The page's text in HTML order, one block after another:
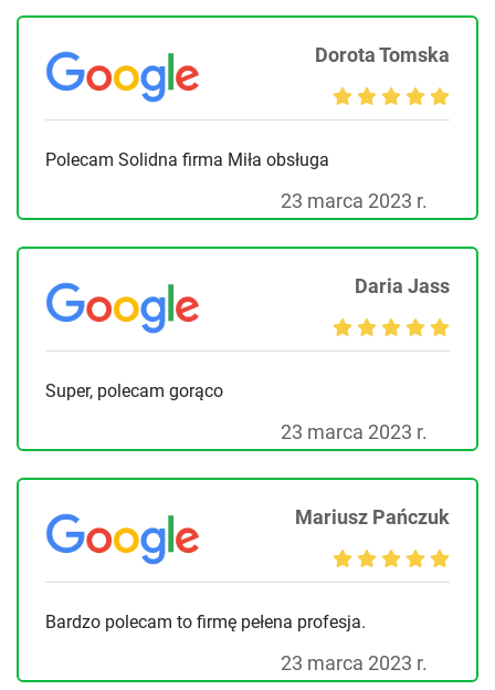
Dorota Tomska
Polecam Solidna firma Miła obsługa
23 marca 2023 r.
Daria Jass
Super, polecam gorąco
23 marca 2023 r.
Mariusz Pańczuk
Bardzo polecam to firmę pełena profesja.
23 marca 2023 r.